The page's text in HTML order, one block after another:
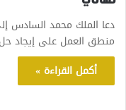
دعا الملك محمد السادس
منطق العمل على إيجاد
أكمل القراءة »